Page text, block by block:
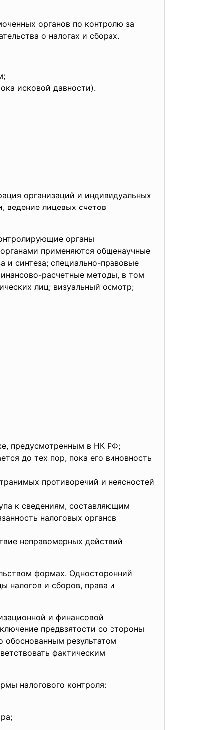
органов по контролю за
о налогах и сборах.
исковой давности).
организаций и индивидуальных
ведение лицевых счетов
органы
применяются общенаучные
и синтеза; специально-правовые
расчетные методы, в том
лиц; визуальный осмотр;
предусмотренным в НК РФ;
до тех пор, пока его виновность
противоречий и неясностей
к сведениям, составляющим
налоговых органов
неправомерных действий
формах. Односторонний
налогов и сборов, права и
и финансовой
предвзятости со стороны
обоснованным результатом
фактическим
налогового контроля: